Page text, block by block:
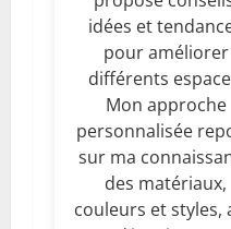
idées et
pour améliorer
différents
Mon approche
personnalisée
sur ma
des matériaux,
couleurs et styles,